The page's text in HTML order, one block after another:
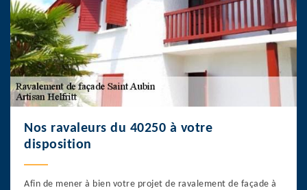
Nos ravaleurs du 40250 à votre
disposition
Afin de mener à bien votre projet de ravalement de façade à